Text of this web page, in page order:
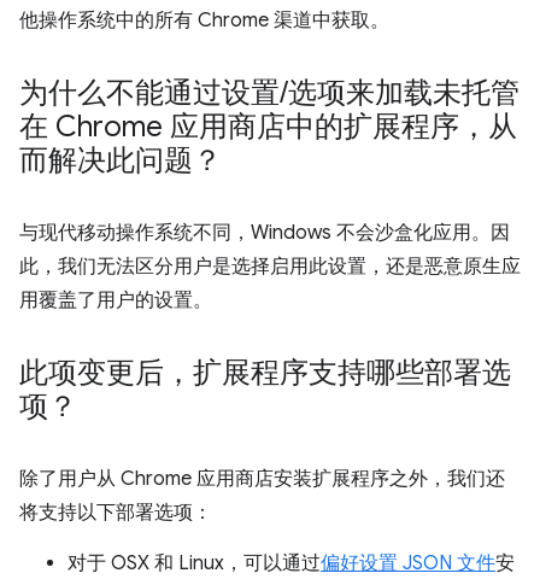
他操作系统中的所有 Chrome 渠道中获取。
为什么不能通过设置/选项来加载未托管
在 Chrome 应用商店中的扩展程序，从
而解决此问题？
与现代移动操作系统不同，Windows 不会沙盒化应用。因
此，我们无法区分用户是选择启用此设置，还是恶意原生应
用覆盖了用户的设置。
此项变更后，扩展程序支持哪些部署选
项？
除了用户从 Chrome 应用商店安装扩展程序之外，我们还
将支持以下部署选项：
对于 OSX 和 Linux，可以通过偏好设置 JSON 文件安